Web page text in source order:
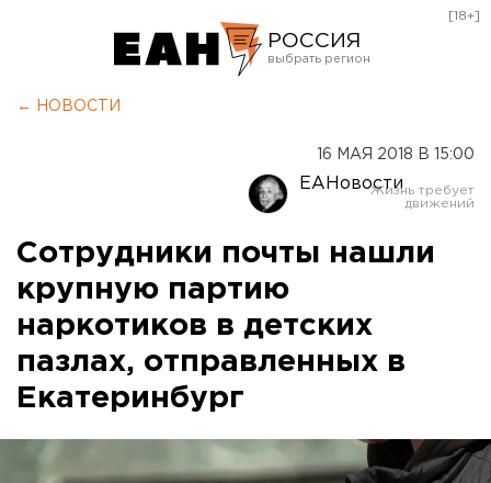
РОССИЯ
Оренбург
[18+]
← НОВОСТИ
16 МАЯ 2018 В 15:00
ЕАНовости
Сотрудники почты нашли
крупную партию
наркотиков в детских
пазлах, отправленных в
Екатеринбург